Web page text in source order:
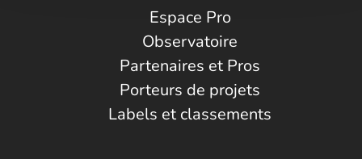
Espace Pro
Observatoire
Partenaires et Pros
Porteurs de projets
Labels et classements